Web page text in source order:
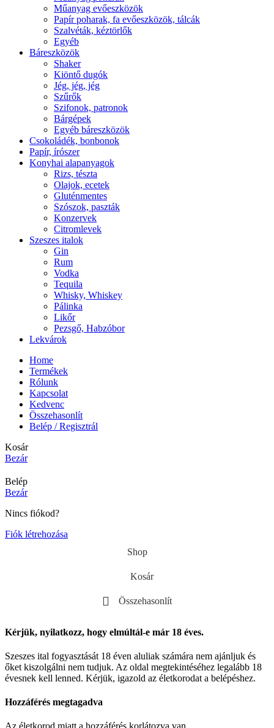
Műanyag evőeszközök
Papír poharak, fa evőeszközök, tálcák
Szalvéták, kéztörlők
Egyéb
Báreszközök
Shaker
Kiöntő dugók
Jég, jég, jég
Szűrők
Szifonok, patronok
Bárgépek
Egyéb báreszközök
Csokoládék, bonbonok
Papír, írószer
Konyhai alapanyagok
Rizs, tészta
Olajok, ecetek
Gluténmentes
Szószok, paszták
Konzervek
Citromlevek
Szeszes italok
Gin
Rum
Vodka
Tequila
Whisky, Whiskey
Pálinka
Likőr
Pezsgő, Habzóbor
Lekvárok
Home
Termékek
Rólunk
Kapcsolat
Kedvenc
Összehasonlít
Belép / Regisztrál
Kosár
Bezár
Belép
Bezár
Nincs fiókod?
Fiók létrehozása
Shop
Kosár
Összehasonlít
Kérjük, nyilatkozz, hogy elmúltál-e már 18 éves.
Szeszes ital fogyasztását 18 éven aluliak számára nem ajánljuk és
őket kiszolgálni nem tudjuk. Az oldal megtekintéséhez legalább 18
évesnek kell lenned. Kérjük, igazold az életkorodat a belépéshez.
Hozzáférés megtagadva